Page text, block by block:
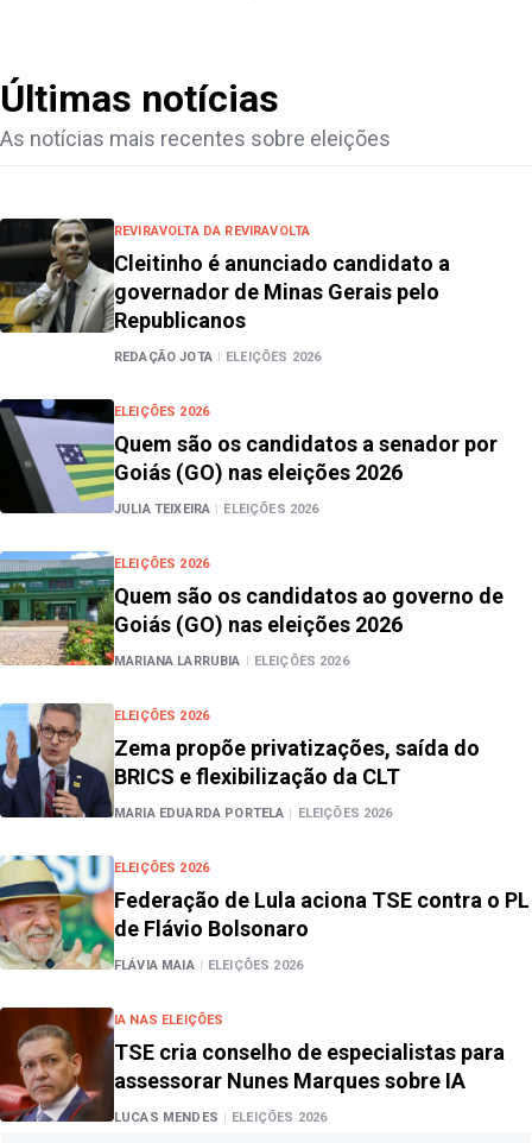
Últimas notícias
As notícias mais recentes sobre eleições
REVIRAVOLTA DA REVIRAVOLTA
Cleitinho é anunciado candidato a
governador de Minas Gerais pelo
Republicanos
REDAÇÃO JOTA ELEIÇÕES 2026
ELEIÇÕES 2026
Quem são os candidatos a senador por
Goiás (GO) nas eleições 2026
JULIA TEIXEIRA ELEIÇÕES 2026
ELEIÇÕES 2026
Quem são os candidatos ao governo de
Goiás (GO) nas eleições 2026
MARIANA LARRUBIA ELEIÇÕES 2026
ELEIÇÕES 2026
Zema propõe privatizações, saída do
BRICS e flexibilização da CLT
MARIA EDUARDA PORTELA ELEIÇÕES 2026
ELEIÇÕES 2026
Federação de Lula aciona TSE contra o PL
de Flávio Bolsonaro
FLÁVIA MAIA ELEIÇÕES 2026
IA NAS ELEIÇÕES
TSE cria conselho de especialistas para
assessorar Nunes Marques sobre IA
LUCAS MENDES ELEIÇÕES 2026